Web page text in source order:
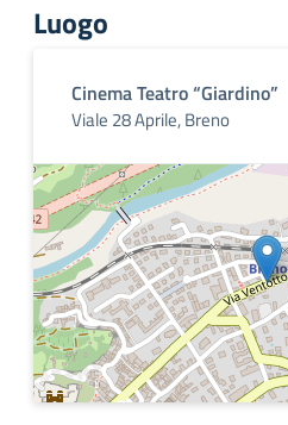
Luogo
Cinema Teatro “Giardino”
Viale 28 Aprile, Breno